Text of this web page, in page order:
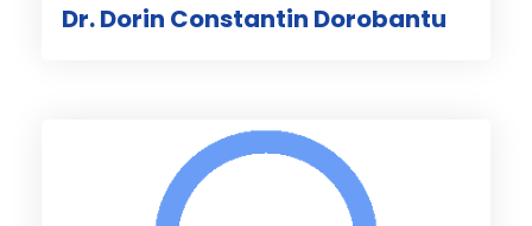
Dr. Dorin Constantin Dorobantu